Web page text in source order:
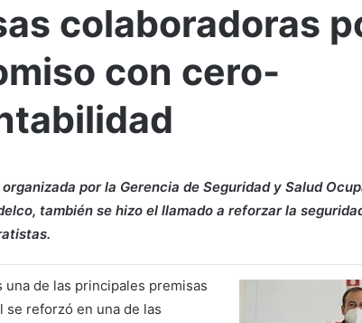
colaboradoras
con cero-
por la Gerencia de Seguridad y Salud
también se hizo el llamado a reforzar la
una de las principales premisas
se reforzó en una de las